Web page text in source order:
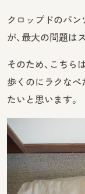
クロップドのパ
が、最大の問題は
そのため、こちら
歩くのにラクなぺ
たいと思います。